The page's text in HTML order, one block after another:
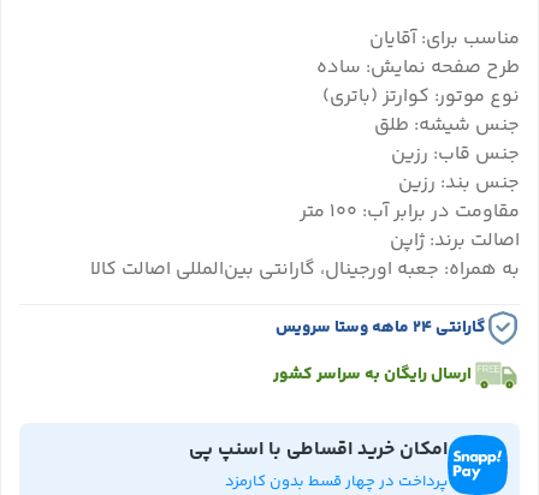
مناسب برای: آقایان
طرح صفحه نمایش: ساده
نوع موتور: کوارتز (باتری)
جنس شیشه: طلق
جنس قاب: رزین
جنس بند: رزین
مقاومت در برابر آب: 100 متر
اصالت برند: ژاپن
به همراه: جعبه اورجینال، گارانتی بین‌المللی اصالت کالا
گارانتی ۲۴ ماهه وستا سرویس
ارسال رایگان به سراسر کشور
امکان خرید اقساطی با اسنپ پی
پرداخت در چهار قسط بدون کارمزد